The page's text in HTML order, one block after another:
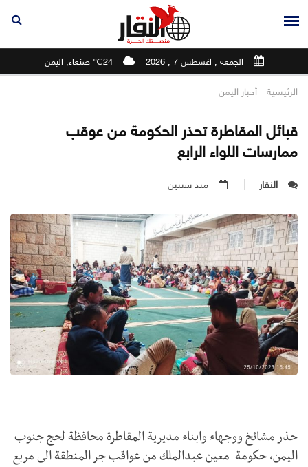
الجمعة , اغسطس 7 , 2026 24℃ صنعاء, اليمن
الرئيسية - أخبار اليمن
قبائل المقاطرة تحذر الحكومة من عوقب
ممارسات اللواء الرابع
النقار منذ سنتين
حذر مشائخ ووجهاء وابناء مديرية المقاطرة محافظة لحج جنوب
اليمن، حكومة معين عبدالملك من عواقب جر المنطقة الى مربع